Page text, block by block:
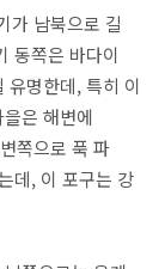
가 남북으로 길
동쪽은 바다이
유명한데, 특히 이
은 해변에
쪽으로 푹 파
데, 이 포구는 강